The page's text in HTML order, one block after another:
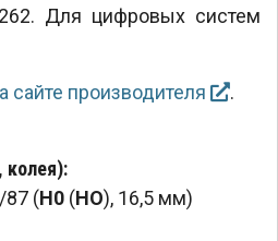
Для цифровых систем
сайте производителя .
87 (H0 (HO), 16,5 мм)